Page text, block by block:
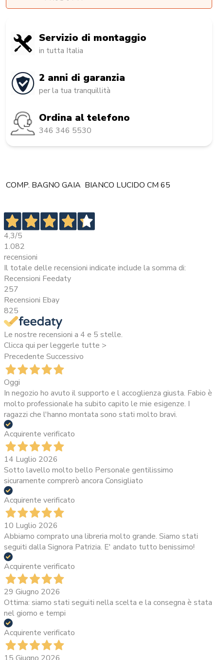
Servizio di montaggio
in tutta Italia
2 anni di garanzia
per la tua tranquillità
Ordina al telefono
346 346 5530
COMP. BAGNO GAIA BIANCO LUCIDO CM 65
4,3/5
1.082
recensioni
Il totale delle recensioni indicate include la somma di:
Recensioni Feedaty
257
Recensioni Ebay
825
Le nostre recensioni a 4 e 5 stelle.
Clicca qui per leggerle tutte >
Precedente Successivo
Oggi
In negozio ho avuto il supporto e l accoglienza giusta. Fabio è
molto professionale ha subito capito le mie esigenze. I
ragazzi che l'hanno montata sono stati molto bravi.
Acquirente verificato
14 Luglio 2026
Sotto lavello molto bello Personale gentilissimo
sicuramente comprerò ancora Consigliato
Acquirente verificato
10 Luglio 2026
Abbiamo comprato una libreria molto grande. Siamo stati
seguiti dalla Signora Patrizia. E' andato tutto benissimo!
Acquirente verificato
29 Giugno 2026
Ottima: siamo stati seguiti nella scelta e la consegna è stata
nel giorno e tempi
Acquirente verificato